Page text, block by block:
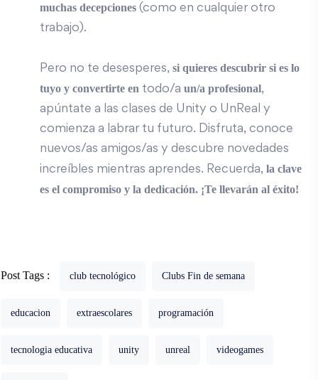
muchas decepciones (como en cualquier otro
trabajo).
Pero no te desesperes, si quieres descubrir si es lo
tuyo y convertirte en todo/a un/a profesional,
apúntate a las clases de Unity o UnReal y
comienza a labrar tu futuro. Disfruta, conoce
nuevos/as amigos/as y descubre novedades
increíbles mientras aprendes. Recuerda, la clave
es el compromiso y la dedicación. ¡Te llevarán al éxito!
Post Tags : club tecnológico Clubs Fin de semana
educacion extraescolares programación
tecnologia educativa unity unreal videogames